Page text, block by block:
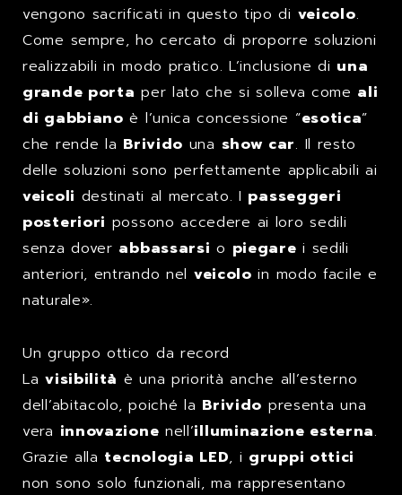
vengono sacrificati in questo tipo di veicolo.
Come sempre, ho cercato di proporre soluzioni
realizzabili in modo pratico. L’inclusione di una
grande porta per lato che si solleva come ali
di gabbiano è l’unica concessione “esotica”
che rende la Brivido una show car. Il resto
delle soluzioni sono perfettamente applicabili ai
veicoli destinati al mercato. I passeggeri
posteriori possono accedere ai loro sedili
senza dover abbassarsi o piegare i sedili
anteriori, entrando nel veicolo in modo facile e
naturale».
Un gruppo ottico da record
Lavisibilità è una priorità anche all’esterno
dell’abitacolo, poiché la Brivido presenta una
vera innovazione nell’illuminazione esterna.
Grazie alla tecnologia LED, i gruppi ottici
non sono solo funzionali, ma rappresentano